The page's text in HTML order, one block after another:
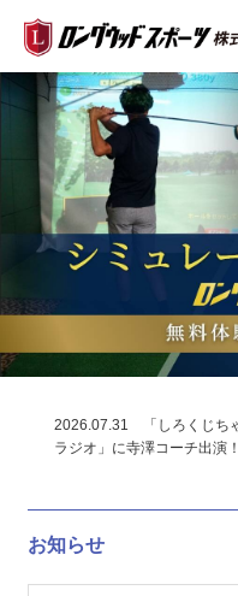
2026.07.31
「しろくじ
ラジオ」に寺澤コーチ出演！
2026.07.31 CBCラジオ夏
2026.07.29 志段味納涼夏
お知らせ